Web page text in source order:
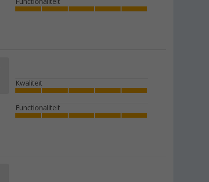
Functionaliteit
Kwaliteit
Functionaliteit